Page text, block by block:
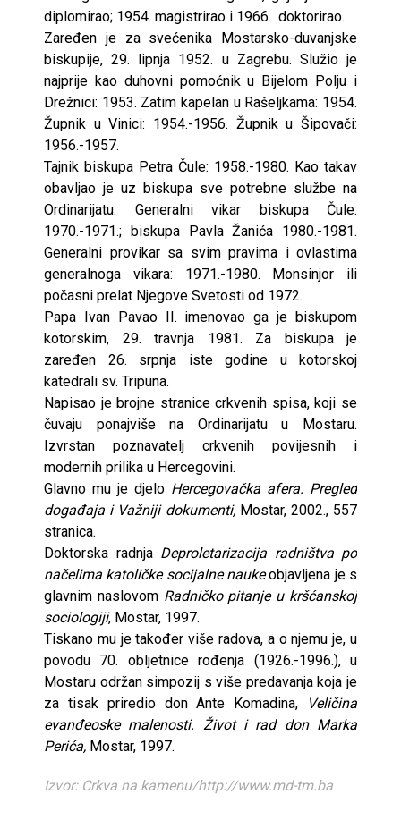
diplomirao; 1954. magistrirao i 1966. doktorirao.
Zaređen je za svećenika Mostarsko-duvanjske
biskupije, 29. lipnja 1952. u Zagrebu. Služio je
najprije kao duhovni pomoćnik u Bijelom Polju i
Drežnici: 1953. Zatim kapelan u Rašeljkama: 1954.
Župnik u Vinici: 1954.-1956. Župnik u Šipovači:
1956.-1957.
Tajnik biskupa Petra Čule: 1958.-1980. Kao takav
obavljao je uz biskupa sve potrebne službe na
Ordinarijatu. Generalni vikar biskupa Čule:
1970.-1971.; biskupa Pavla Žanića 1980.-1981.
Generalni provikar sa svim pravima i ovlastima
generalnoga vikara: 1971.-1980. Monsinjor ili
počasni prelat Njegove Svetosti od 1972.
Papa Ivan Pavao II. imenovao ga je biskupom
kotorskim, 29. travnja 1981. Za biskupa je
zaređen 26. srpnja iste godine u kotorskoj
katedrali sv. Tripuna.
Napisao je brojne stranice crkvenih spisa, koji se
čuvaju ponajviše na Ordinarijatu u Mostaru.
Izvrstan poznavatelj crkvenih povijesnih i
modernih prilika u Hercegovini.
Glavno mu je djelo Hercegovačka afera. Pregled
događaja i Važniji dokumenti,Mostar, 2002., 557
stranica.
Doktorska radnja Deproletarizacija radništva po
načelima katoličke socijalne naukeobjavljena je s
glavnim naslovomRadničko pitanje u kršćanskoj
sociologiji, Mostar, 1997.
Tiskano mu je također više radova, a o njemu je, u
povodu 70. obljetnice rođenja (1926.-1996.), u
Mostaru održan simpozij s više predavanja koja je
za tisak priredio don Ante Komadina,
Veličina
evanđeoske malenosti. Život i rad don Marka
Perića, Mostar, 1997.
Izvor: Crkva na kamenu/http://www.md-tm.ba